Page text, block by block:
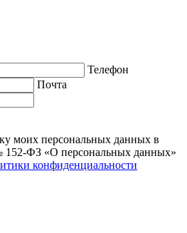
Телефон
Почта
моих персональных данных в
152-ФЗ «О персональных данных»
конфиденциальности